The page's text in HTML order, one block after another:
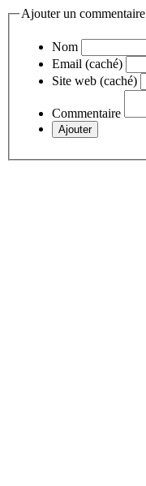
Ajouter un commentaire
Nom
Email (caché)
Site web (caché)
Commentaire